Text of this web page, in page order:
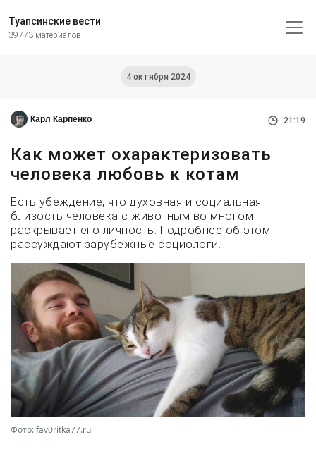
Туапсинские вести
39773 материалов
4 октября 2024
Карл Карпенко 21:19
Как может охарактеризовать
человека любовь к котам
Есть убеждение, что духовная и социальная
близость человека с животным во многом
раскрывает его личность. Подробнее об этом
рассуждают зарубежные социологи.
Фото: fav0ritka77.ru